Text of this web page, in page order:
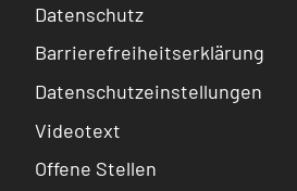
Datenschutz
Barrierefreiheitserklärung
Datenschutzeinstellungen
Videotext
Offene Stellen